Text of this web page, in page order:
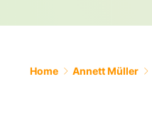
Home Annett Müller